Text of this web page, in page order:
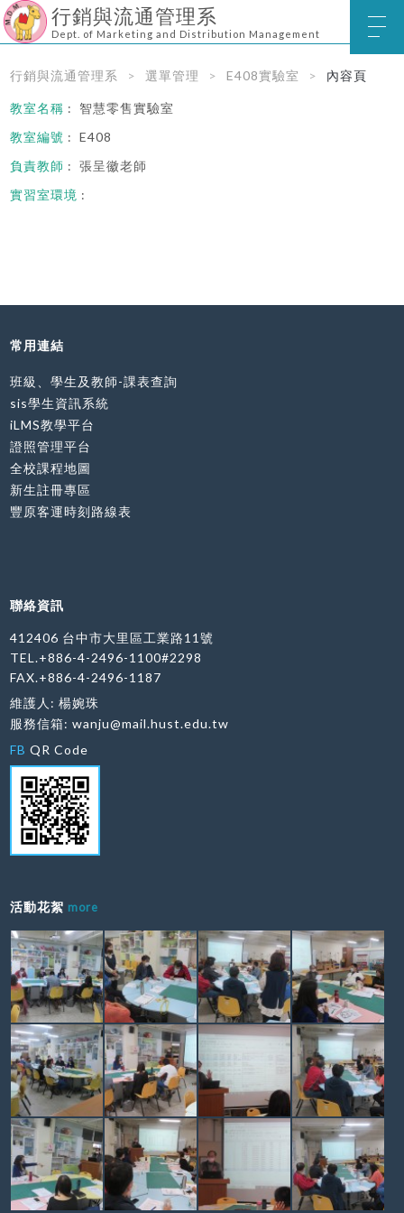
行銷與流通管理系
Dept. of Marketing and Distribution Management
行銷與流通管理系 選單管理 E408實驗室 內容頁
教室名稱 : 智慧零售實驗室
教室編號 : E408
負責教師 : 張呈徽老師
實習室環境 :
常用連結
班級、學生及教師-課表查詢
sis學生資訊系統
iLMS教學平台
證照管理平台
全校課程地圖
新生註冊專區
豐原客運時刻路線表
聯絡資訊
412406 台中市大里區工業路11號
TEL.+886-4-2496-1100#2298
FAX.+886-4-2496-1187
維護人: 楊婉珠
服務信箱:wanju@mail.hust.edu.tw
FB QR Code
活動花絮 more